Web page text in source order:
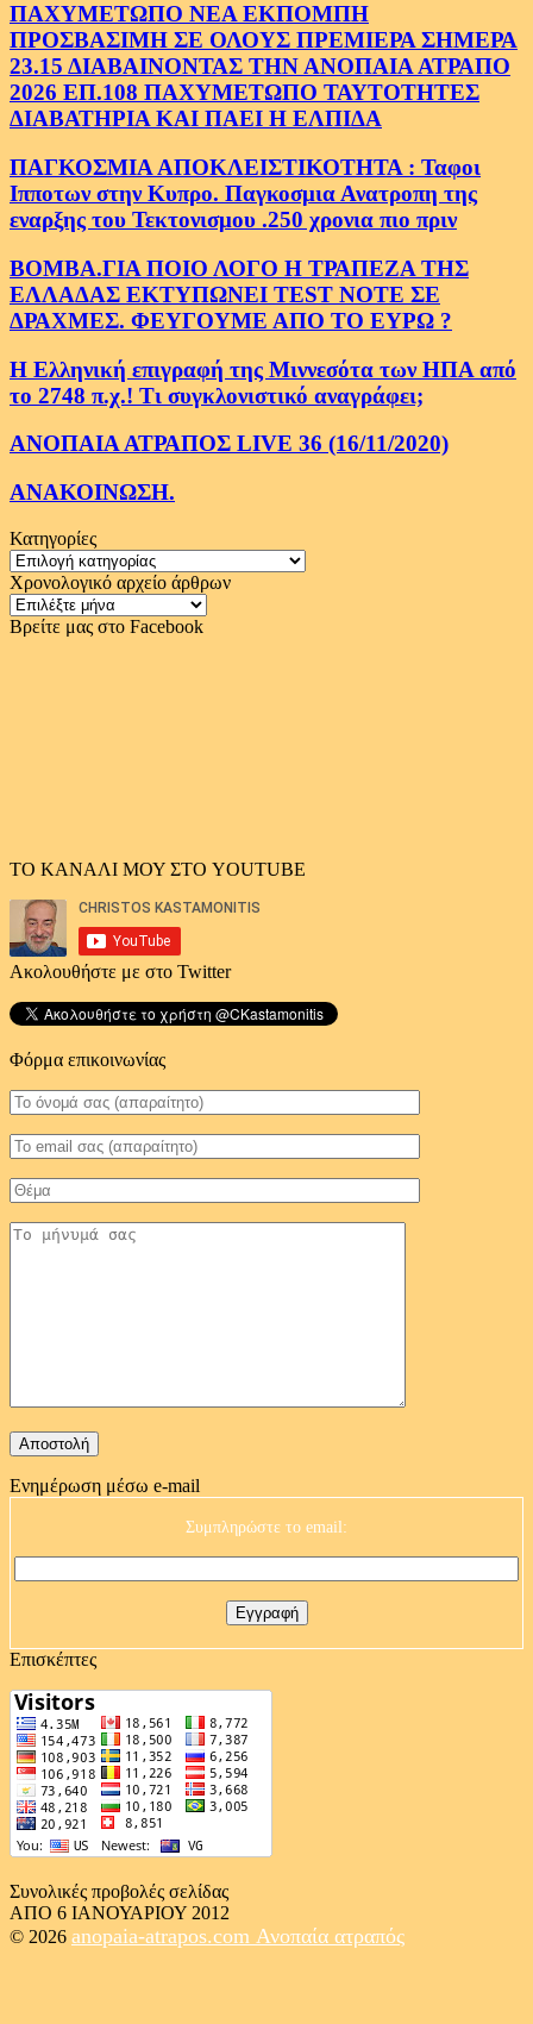
ΠΑΧΥΜΕΤΩΠΟ ΝΕΑ ΕΚΠΟΜΠΗ
ΠΡΟΣΒΑΣΙΜΗ ΣΕ ΟΛΟΥΣ ΠΡΕΜΙΕΡΑ ΣΗΜΕΡΑ
23.15 ΔΙΑΒΑΙΝΟΝΤΑΣ ΤΗΝ ΑΝΟΠΑΙΑ ΑΤΡΑΠΟ
2026 ΕΠ.108 ΠΑΧΥΜΕΤΩΠΟ ΤΑΥΤΟΤΗΤΕΣ
ΔΙΑΒΑΤΗΡΙΑ ΚΑΙ ΠΑΕΙ Η ΕΛΠΙΔΑ
ΠΑΓΚΟΣΜΙΑ ΑΠΟΚΛΕΙΣΤΙΚΟΤΗΤΑ : Ταφοι
Ιπποτων στην Κυπρο. Παγκοσμια Ανατροπη της
εναρξης του Τεκτονισμου .250 χρονια πιο πριν
ΒΟΜΒΑ.ΓΙΑ ΠΟΙΟ ΛΟΓΟ Η ΤΡΑΠΕΖΑ ΤΗΣ
ΕΛΛΑΔΑΣ ΕΚΤΥΠΩΝΕΙ TEST NOTE ΣΕ
ΔΡΑΧΜΕΣ. ΦΕΥΓΟΥΜΕ ΑΠΟ ΤΟ ΕΥΡΩ ?
Η Ελληνική επιγραφή της Μιννεσότα των ΗΠΑ από
το 2748 π.χ.! Τι συγκλονιστικό αναγράφει;
ΑΝΟΠΑΙΑ ΑΤΡΑΠΟΣ LIVE 36 (16/11/2020)
ΑΝΑΚΟΙΝΩΣΗ.
Κατηγορίες
Κατηγορίες
Χρονολογικό αρχείο άρθρων
Χρονολογικό
αρχείο
Βρείτε μας στο Facebook
ΤΟ ΚΑΝΑΛΙ ΜΟΥ ΣΤΟ YOUTUBE
Ακολουθήστε με στο Twitter
Φόρμα επικοινωνίας
Ενημέρωση μέσω e-mail
Συμπληρώστε το email:
Επισκέπτες
Συνολικές προβολές σελίδας
ΑΠΟ 6 ΙΑΝΟΥΑΡΙΟΥ 2012
© 2026 anopaia-atrapos.com Ανοπαία ατραπός